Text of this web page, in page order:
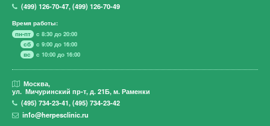
(499)126-70-47,(499)126-70-49
Время работы:
пн-пт
с 8:30 до 20:00
сб
с 9:00 до 16:00
вс
с 10:00 до 16:00
Москва,
ул. Мичуринский пр-т, д. 21Б, м. Раменки
(495)734-23-41,(495)734-23-42
info@herpesclinic.ru